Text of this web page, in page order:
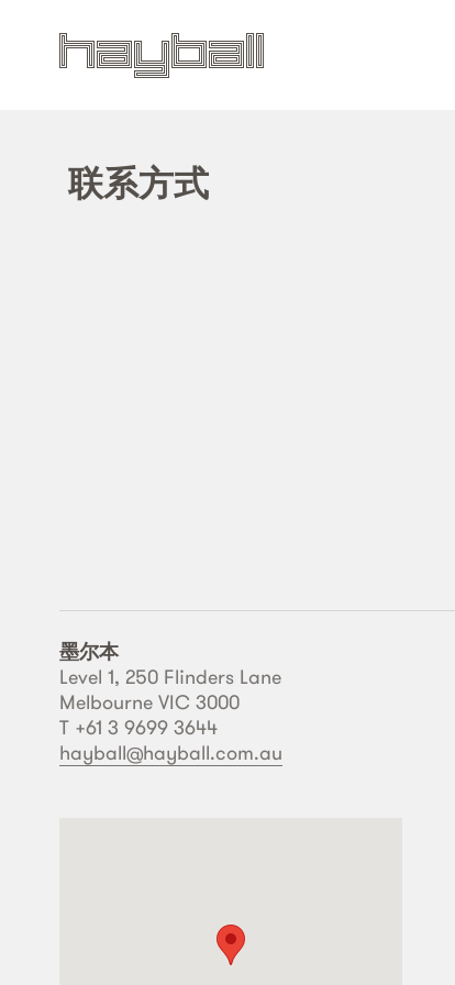
联系方式
墨尔本
Level 1, 250 Flinders Lane
Melbourne VIC 3000
T +61 3 9699 3644
hayball@hayball.com.au